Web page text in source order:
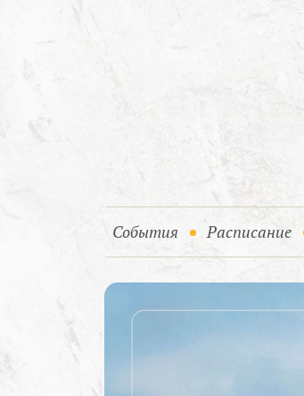
События (current)
Расписание